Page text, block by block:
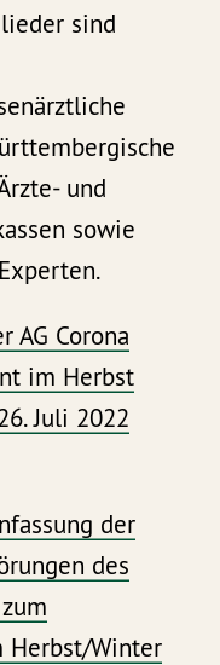
sind
und
sowie
AG Corona
im Herbst
Juli 2022
der
des
Herbst/Winter